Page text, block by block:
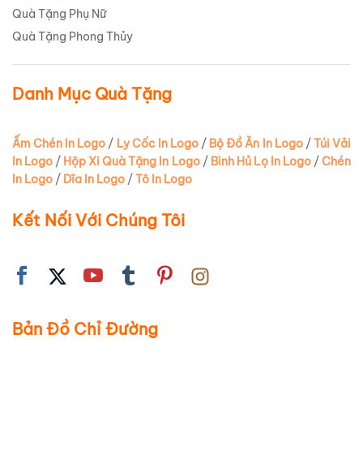
Quà Tặng Phụ Nữ
Quà Tặng Phong Thủy
Danh Mục Quà Tặng
Ấm Chén In Logo / Ly Cốc In Logo/ Bộ Đồ Ăn In Logo/Túi Vải
In Logo / Hộp Xi Quà Tặng In Logo/ Bình Hủ Lọ In Logo/Chén
In Logo / Dĩa In Logo /Tô In Logo
Kết Nối Với Chúng Tôi
Bản Đồ Chỉ Đường